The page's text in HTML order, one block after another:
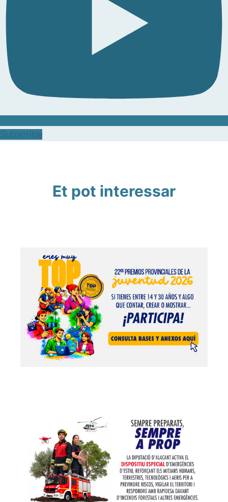
Et pot interessar